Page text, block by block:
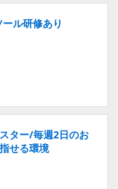
ル研修あり
ター/毎週2日のお
せる環境